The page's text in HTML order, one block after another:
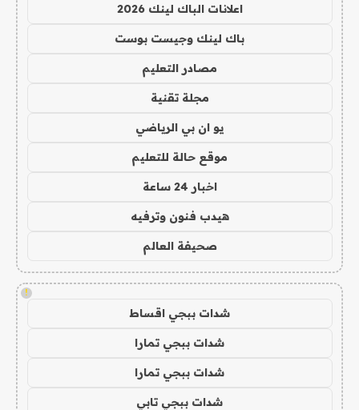
اعلانات الباك لينك 2026
باك لينك وجيست بوست
مصادر التعليم
مجلة تقنية
يو ان بي الرياضي
موقع حالة للتعليم
اخبار 24 ساعة
هيدب فنون وترفيه
صحيفة العالم
!
شدات ببجي اقساط
شدات ببجي تمارا
شدات ببجي تمارا
شدات ببجي تابي